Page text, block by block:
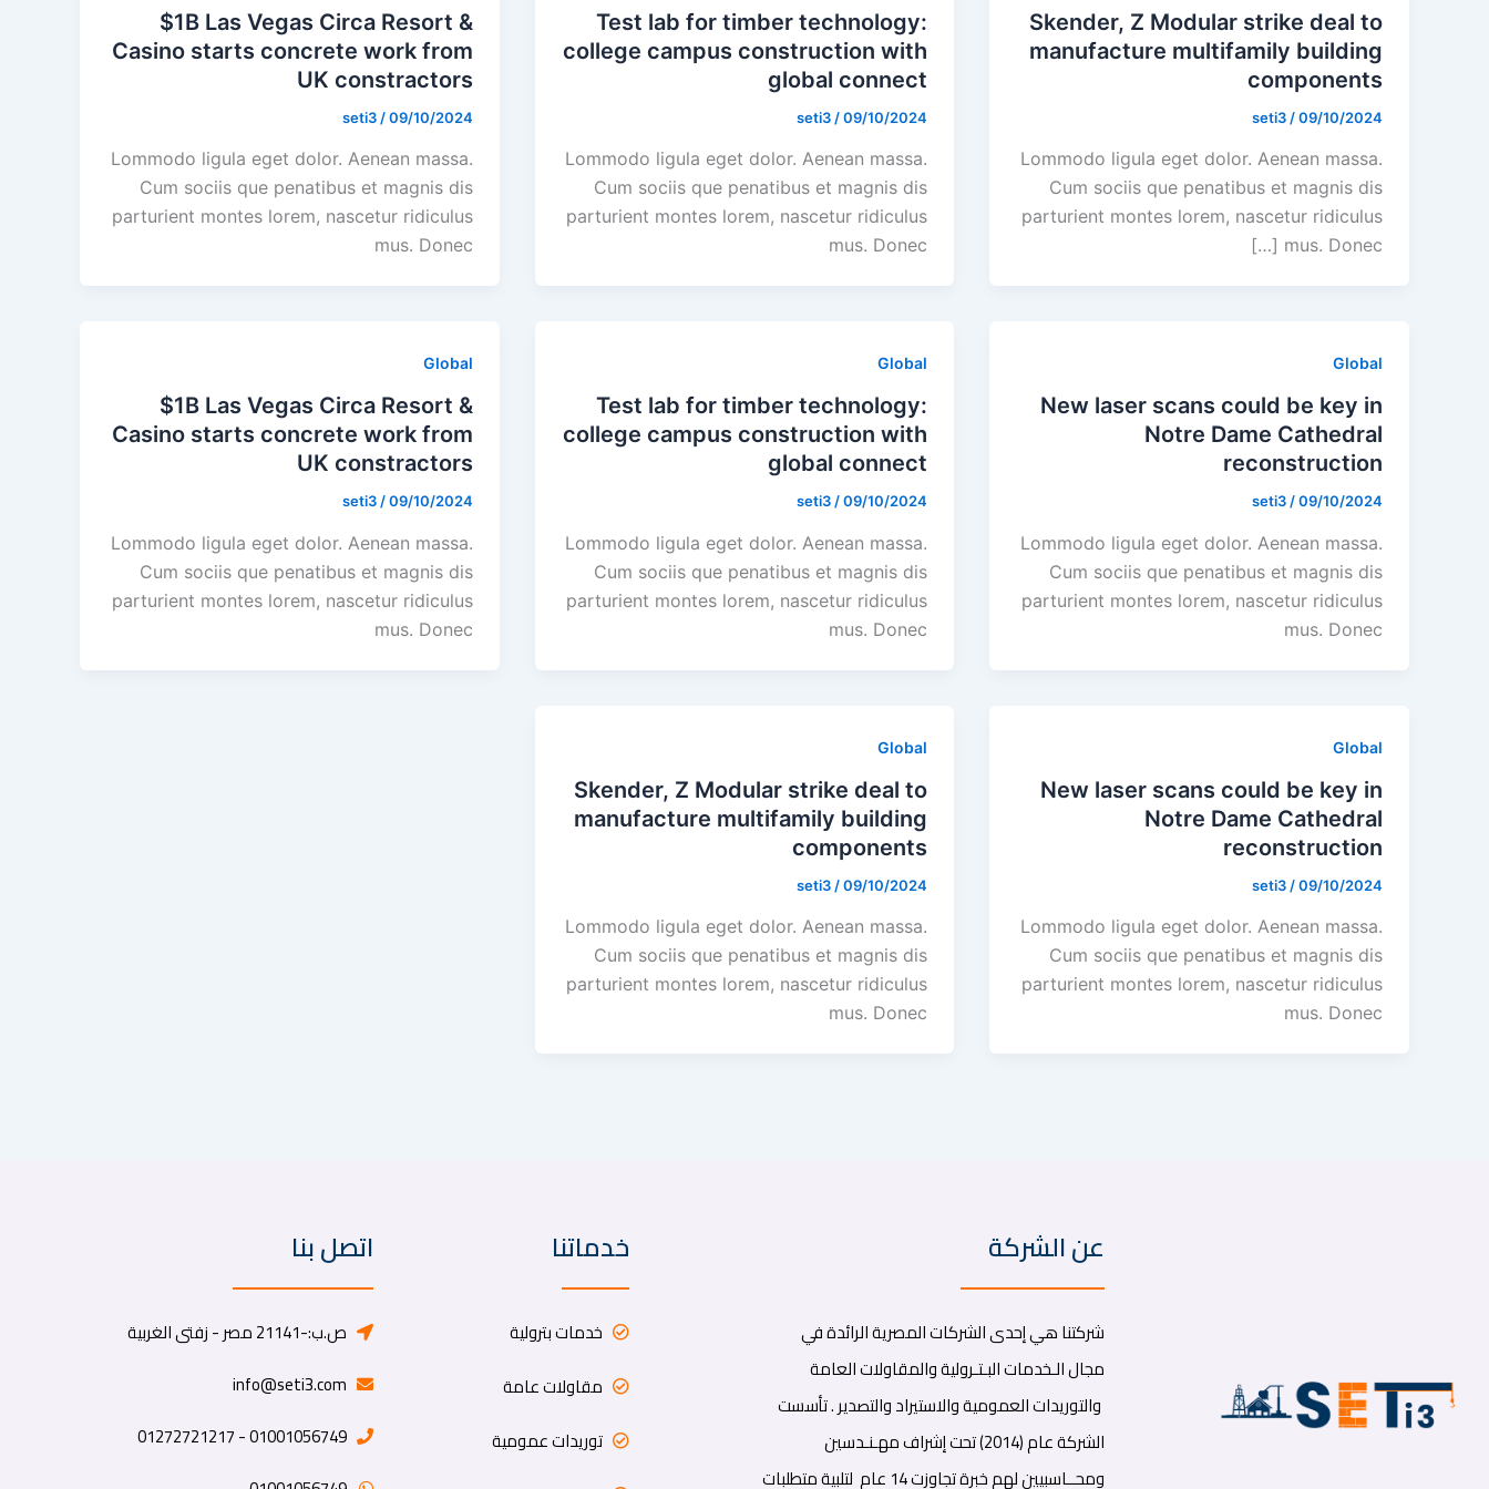
Skender, Z Modular strike deal to
manufacture multifamily building
components
seti3 /09/10/2024
Lommodo ligula eget dolor. Aenean massa.
Cum sociis que penatibus et magnis dis
parturient montes lorem, nascetur ridiculus
mus. Donec […]
Test lab for timber technology:
college campus construction with
global connect
seti3 /09/10/2024
Lommodo ligula eget dolor. Aenean massa.
Cum sociis que penatibus et magnis dis
parturient montes lorem, nascetur ridiculus
mus. Donec
$1B Las Vegas Circa Resort &
Casino starts concrete work from
UK constractors
seti3 /09/10/2024
Lommodo ligula eget dolor. Aenean massa.
Cum sociis que penatibus et magnis dis
parturient montes lorem, nascetur ridiculus
mus. Donec
Global
New laser scans could be key in
Notre Dame Cathedral
reconstruction
seti3 /09/10/2024
Lommodo ligula eget dolor. Aenean massa.
Cum sociis que penatibus et magnis dis
parturient montes lorem, nascetur ridiculus
mus. Donec
Global
Test lab for timber technology:
college campus construction with
global connect
seti3 /09/10/2024
Lommodo ligula eget dolor. Aenean massa.
Cum sociis que penatibus et magnis dis
parturient montes lorem, nascetur ridiculus
mus. Donec
Global
$1B Las Vegas Circa Resort &
Casino starts concrete work from
UK constractors
seti3 /09/10/2024
Lommodo ligula eget dolor. Aenean massa.
Cum sociis que penatibus et magnis dis
parturient montes lorem, nascetur ridiculus
mus. Donec
Global
New laser scans could be key in
Notre Dame Cathedral
reconstruction
seti3 /09/10/2024
Lommodo ligula eget dolor. Aenean massa.
Cum sociis que penatibus et magnis dis
parturient montes lorem, nascetur ridiculus
mus. Donec
Global
Skender, Z Modular strike deal to
manufacture multifamily building
components
seti3 /09/10/2024
Lommodo ligula eget dolor. Aenean massa.
Cum sociis que penatibus et magnis dis
parturient montes lorem, nascetur ridiculus
mus. Donec
عن الشركة
شركتنا هي إحدى الشركات المصرية الرائدة في
مجال الـخدمات البـتـرولية والمقاولات العامة
والتوريدات العمومية والاستيراد والتصدير . تأسست
الشركة عام (2014) تحت إشراف مهـنـدسين
ومحــاسبيين لهم خبرة تجاوزت 14 عام لتلبية متطلبات
خدماتنا
خدمات بترولية
مقاولات عامة
توريدات عمومية
اتصل بنا
ص.ب:-21141 مصر - زفتى الغربية
info@seti3.com
01001056749 - 01272721217